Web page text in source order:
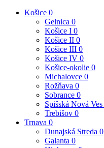
Košice 0
Gelnica 0
Košice I 0
Košice II 0
Košice III 0
Košice IV 0
Košice-okolie 0
Michalovce 0
Rožňava 0
Sobrance 0
Spišská Nová Ves
Trebišov 0
Trnava 0
Dunajská Streda 0
Galanta 0